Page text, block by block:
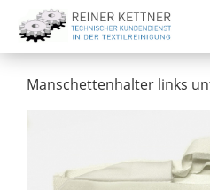
Manschettenhalter links